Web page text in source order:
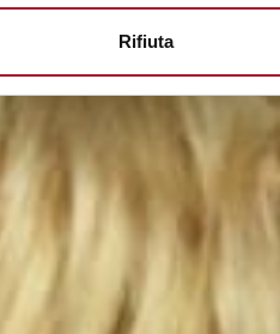
Rifiuta